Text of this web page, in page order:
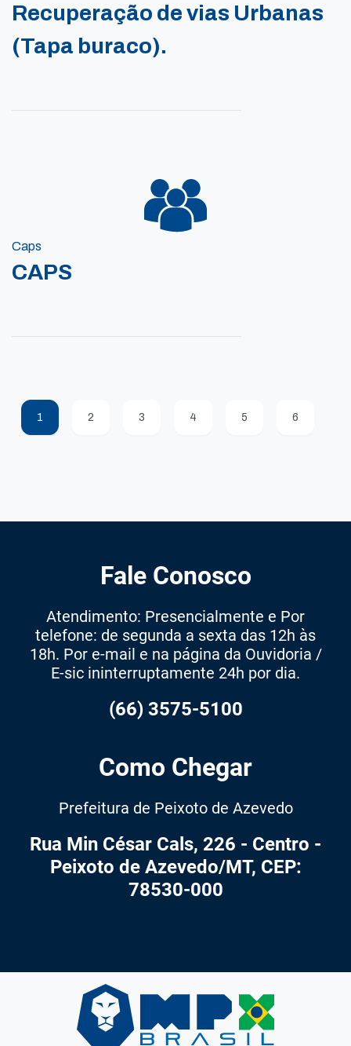
Recuperação de vias Urbanas
(Tapa buraco).
Caps
CAPS
1 2 3 4 5 6
Fale Conosco
Atendimento: Presencialmente e Por
telefone: de segunda a sexta das 12h às
18h. Por e-mail e na página da Ouvidoria /
E-sic ininterruptamente 24h por dia.
(66) 3575-5100
Como Chegar
Prefeitura de Peixoto de Azevedo
Rua Min César Cals, 226 - Centro -
Peixoto de Azevedo/MT, CEP:
78530-000